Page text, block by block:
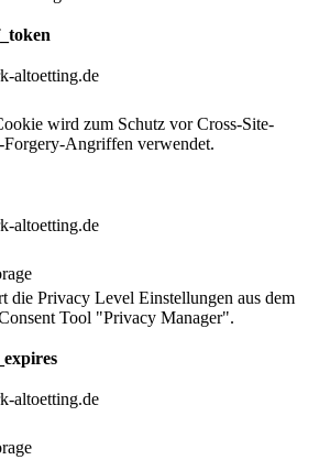
altoetting.de
wird zum Schutz vor Cross-Site-
Forgery-Angriffen verwendet.
altoetting.de
die Privacy Level Einstellungen aus dem
Tool "Privacy Manager".
altoetting.de